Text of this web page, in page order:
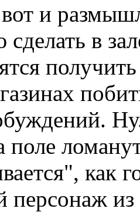
и
в
поле
как
персонаж из